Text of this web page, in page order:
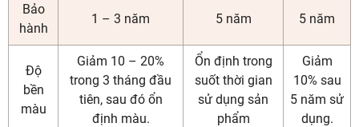
Bảo
hành
1 – 3 năm 5 năm 5 năm
Độ
bền
màu
Giảm 10 – 20%
trong 3 tháng đầu
tiên, sau đó ổn
định màu.
Ổn định trong
suốt thời gian
sử dụng sản
phẩm
Giảm
10% sau
5 năm sử
dụng.